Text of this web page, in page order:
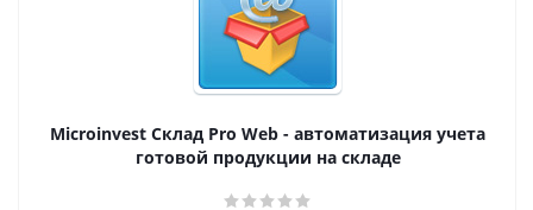
Microinvest Склад Pro Web - автоматизация учета
готовой продукции на складе